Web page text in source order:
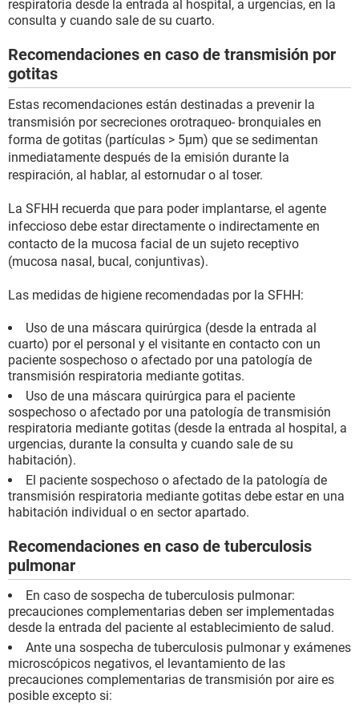
respiratoria desde la entrada al hospital, a urgencias, en la
consulta y cuando sale de su cuarto.
Recomendaciones en caso de transmisión por
gotitas
Estas recomendaciones están destinadas a prevenir la
transmisión por secreciones orotraqueo- bronquiales en
forma de gotitas (partículas > 5µm) que se sedimentan
inmediatamente después de la emisión durante la
respiración, al hablar, al estornudar o al toser.
La SFHH recuerda que para poder implantarse, el agente
infeccioso debe estar directamente o indirectamente en
contacto de la mucosa facial de un sujeto receptivo
(mucosa nasal, bucal, conjuntivas).
Las medidas de higiene recomendadas por la SFHH:
Uso de una máscara quirúrgica (desde la entrada al
cuarto) por el personal y el visitante en contacto con un
paciente sospechoso o afectado por una patología de
transmisión respiratoria mediante gotitas.
Uso de una máscara quirúrgica para el paciente
sospechoso o afectado por una patología de transmisión
respiratoria mediante gotitas (desde la entrada al hospital, a
urgencias, durante la consulta y cuando sale de su
habitación).
El paciente sospechoso o afectado de la patología de
transmisión respiratoria mediante gotitas debe estar en una
habitación individual o en sector apartado.
Recomendaciones en caso de tuberculosis
pulmonar
En caso de sospecha de tuberculosis pulmonar:
precauciones complementarias deben ser implementadas
desde la entrada del paciente al establecimiento de salud.
Ante una sospecha de tuberculosis pulmonar y exámenes
microscópicos negativos, el levantamiento de las
precauciones complementarias de transmisión por aire es
posible excepto si: